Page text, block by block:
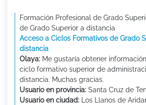
Formación Profesional de Grado
de Grado Superior a distancia
Acceso a Ciclos Formativos de Grado
distancia
Olaya: Me gustaría obtener
ciclo formativo superior de
distancia. Muchas gracias.
Usuario en provincia: Santa Cruz de
Usuario en ciudad: Los Llanos de